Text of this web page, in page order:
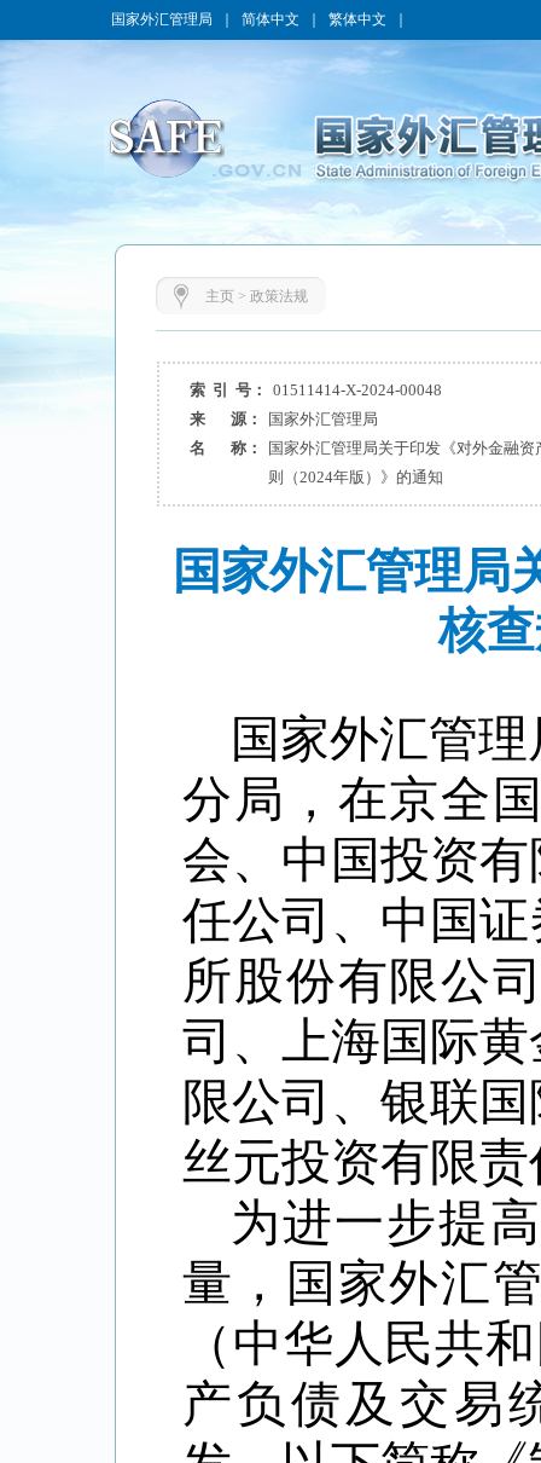
国家外汇管理局 简体中文 繁体中文
主页> 政策法规
索 引 号：
01511414-X-2024-00048
来 源：
国家外汇管理局
名 称：
国家外汇管理局关于印发《对外金融
则（2024年版）》的通知
国家外汇管理局
核
国家外汇管
分局，在京全
会、中国投资
任公司、中国
所股份有限公
司、上海国际
限公司、银联
丝元投资有限
为进一步提
量，国家外汇
（中华人民共
产负债及交易